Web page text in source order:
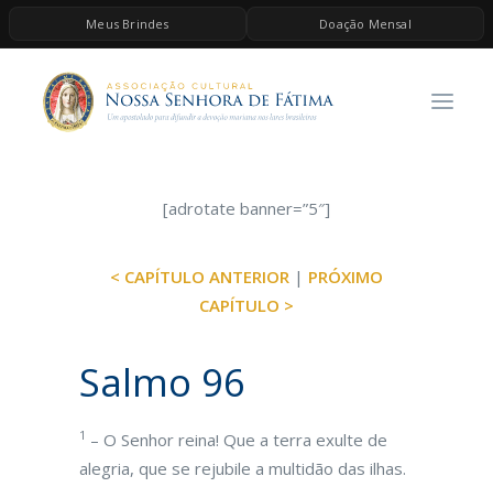
Meus Brindes Doação Mensal
HOME
A ASSOCIAÇÃO
ESPIRITUALIDADE
BRINDES
[adrotate banner=”5″]
< CAPÍTULO ANTERIOR | PRÓXIMO
CAPÍTULO >
Salmo 96
1 – O Senhor reina! Que a terra exulte de
alegria, que se rejubile a multidão das ilhas.